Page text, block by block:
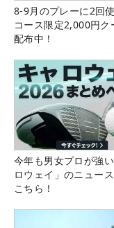
8-9月のプレーに2回
コース限定2,000円ク
配布中！
今年も男女プロが強
ロウェイ」のニュー
こちら！